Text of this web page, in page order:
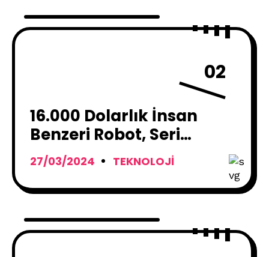
02
16.000 Dolarlık İnsan
Benzeri Robot, Seri
Üretime Hazır !
27/03/2024 TEKNOLOJI